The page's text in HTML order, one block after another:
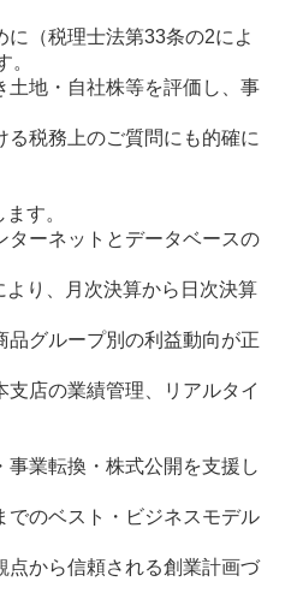
（税理士法第33条の2によ
。
地・自社株等を評価し、事
税務上のご質問にも的確に
す。
ーネットとデータベースの
り、月次決算から日次決算
グループ別の利益動向が正
店の業績管理、リアルタイ
事業転換・株式公開を支援し
のベスト・ビジネスモデル
から信頼される創業計画づ